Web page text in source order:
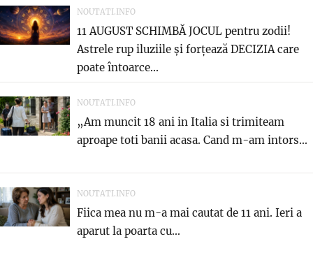
NOUTATI.INFO
11 AUGUST SCHIMBĂ JOCUL pentru zodii!
Astrele rup iluziile și forțează DECIZIA care
poate întoarce...
NOUTATI.INFO
„Am muncit 18 ani in Italia si trimiteam
aproape toti banii acasa. Cand m-am intors...
NOUTATI.INFO
Fiica mea nu m-a mai cautat de 11 ani. Ieri a
aparut la poarta cu...